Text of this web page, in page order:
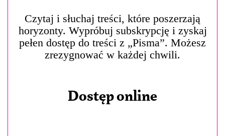
Czytaj i słuchaj treści, które poszerzają
horyzonty. Wypróbuj subskrypcję i zyskaj
pełen dostęp do treści z „Pisma”. Możesz
zrezygnować w każdej chwili.
Dostęp online